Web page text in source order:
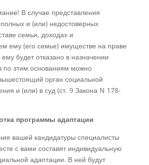
В случае представления
и (или) недостоверных
семьи, доходах и
ему (его семье) имуществе на праве
будет отказано в назначении
по этим основаниям можно
орган социальной
и (или) в суд (ст. 9 Закона N 178-
программы адаптации
вашей кандидатуры специалисты
с вами составят индивидуальную
адаптации. В ней будут